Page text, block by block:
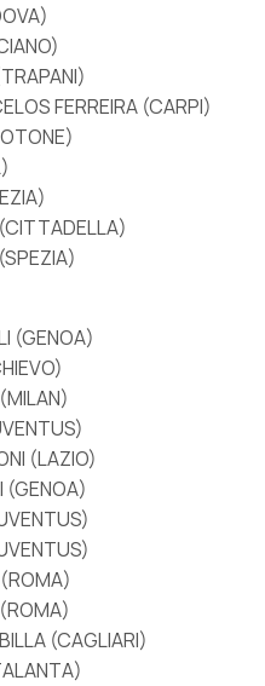
FERREIRA (CARPI)
(GENOA)
(LAZIO)
(GENOA)
(CAGLIARI)